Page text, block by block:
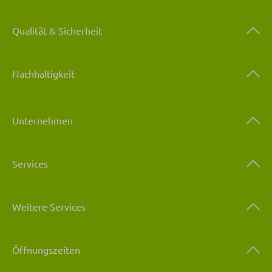
Qualität & Sicherheit
Nachhaltigkeit
Unternehmen
Services
Weitere Services
Öffnungszeiten